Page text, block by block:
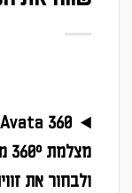
ולבחור את